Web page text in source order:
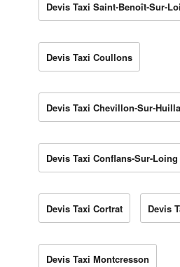
Devis Taxi Saint-Benoît-Sur-
Devis Taxi Coullons
Devis Taxi Chevillon-Sur-
Devis Taxi Conflans-Sur-Loing
Devis Taxi Cortrat Devis
Devis Taxi Montcresson